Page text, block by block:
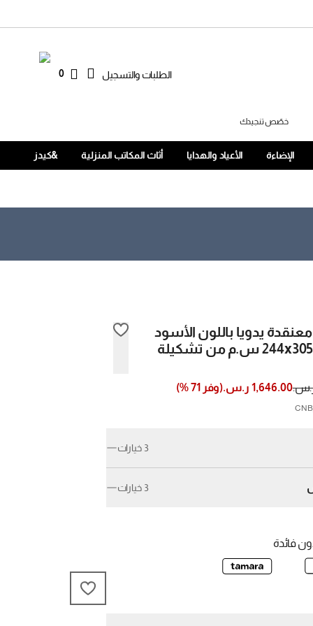
الطلبات والتسجيل 0
خصّص تنجيدك
الإضاءة الأعياد والهدايا أثاث المكاتب المنزلية &كيدز
يدويا باللون الأسود
مقاس 244x305 س.م من تشكيلة
1,646.00 ر.س. (وفر 71
%)
3 خيارات
3 خيارات
فائدة